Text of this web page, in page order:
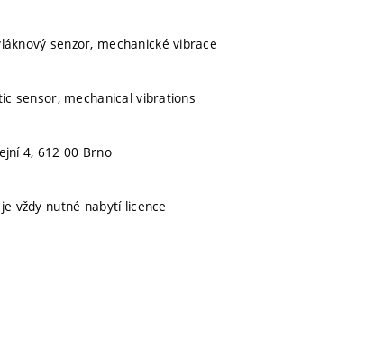
senzor, mechanické vibrace
sensor, mechanical vibrations
4, 612 00 Brno
vždy nutné nabytí licence